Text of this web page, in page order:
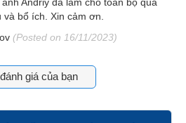
Andriy đã làm cho toàn bộ quá
bổ ích. Xin cảm ơn.
(Posted on 16/11/2023)
giá của bạn